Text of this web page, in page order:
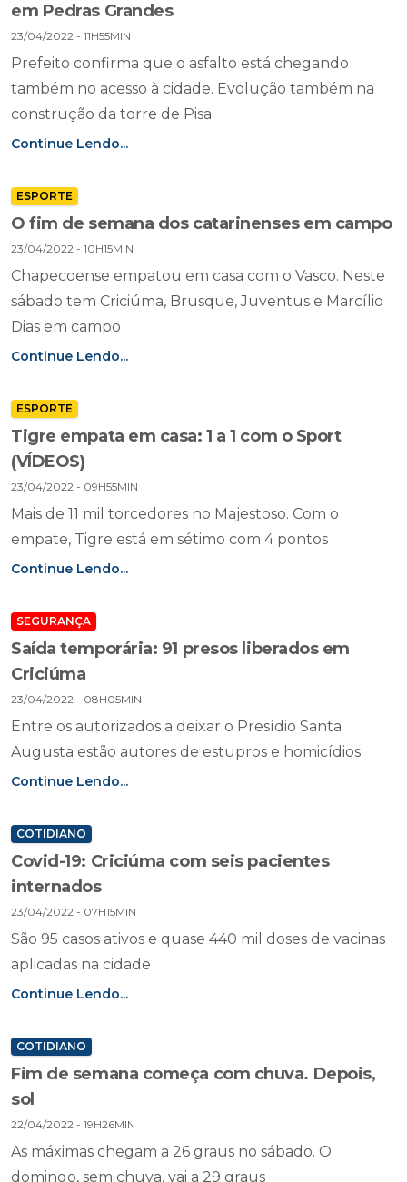
em Pedras Grandes
23/04/2022 - 11H55MIN
Prefeito confirma que o asfalto está chegando
também no acesso à cidade. Evolução também na
construção da torre de Pisa
Continue Lendo...
ESPORTE
O fim de semana dos catarinenses em campo
23/04/2022 - 10H15MIN
Chapecoense empatou em casa com o Vasco. Neste
sábado tem Criciúma, Brusque, Juventus e Marcílio
Dias em campo
Continue Lendo...
ESPORTE
Tigre empata em casa: 1 a 1 com o Sport
(VÍDEOS)
23/04/2022 - 09H55MIN
Mais de 11 mil torcedores no Majestoso. Com o
empate, Tigre está em sétimo com 4 pontos
Continue Lendo...
SEGURANÇA
Saída temporária: 91 presos liberados em
Criciúma
23/04/2022 - 08H05MIN
Entre os autorizados a deixar o Presídio Santa
Augusta estão autores de estupros e homicídios
Continue Lendo...
COTIDIANO
Covid-19: Criciúma com seis pacientes
internados
23/04/2022 - 07H15MIN
São 95 casos ativos e quase 440 mil doses de vacinas
aplicadas na cidade
Continue Lendo...
COTIDIANO
Fim de semana começa com chuva. Depois,
sol
22/04/2022 - 19H26MIN
As máximas chegam a 26 graus no sábado. O
domingo, sem chuva, vai a 29 graus